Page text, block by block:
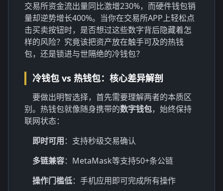
交易所资金流出量同比激增230%，而硬件钱包销
量却逆势增长400%。当你在交易所APP上轻松点
击买卖按钮时，是否想过这些数字背后隐藏着怎
样的风险？究竟该把资产放在触手可及的热钱
包，还是锁进与世隔绝的冷钱包？
冷钱包 vs 热钱包：核心差异解剖
要做出明智选择，首先需要理解两者的本质区
别。热钱包就像随身携带的数字钱包，始终保持
联网状态：
即时可用：支持秒级交易确认
多链兼容：MetaMask等支持50+条公链
操作门槛低：手机应用即可完成所有操作